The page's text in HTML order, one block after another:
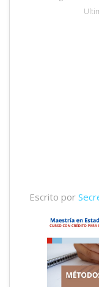
Escrito por